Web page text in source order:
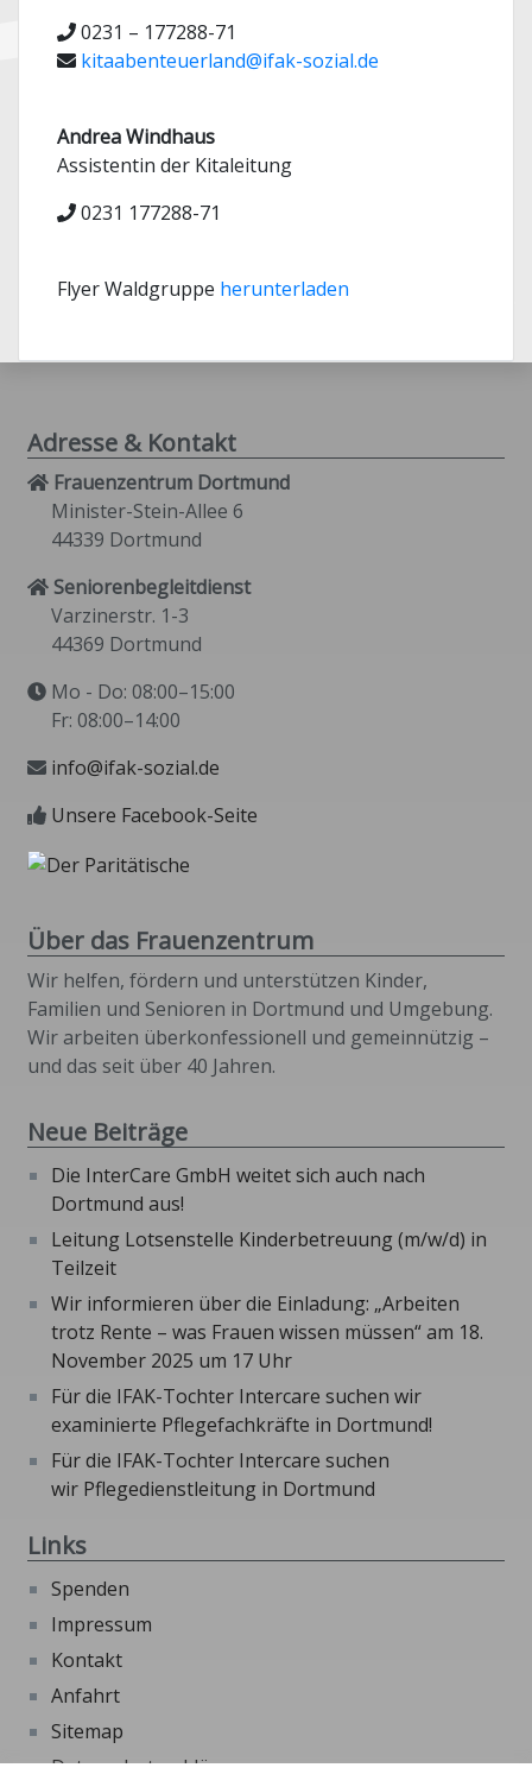
0231 – 177288-71
kitaabenteuerland@ifak-sozial.de
Andrea Windhaus
Assistentin der Kitaleitung
0231 177288-71
Flyer Waldgruppe herunterladen
Adresse & Kontakt
Frauenzentrum Dortmund
Minister-Stein-Allee 6
44339 Dortmund
Seniorenbegleitdienst
Varzinerstr. 1-3
44369 Dortmund
Mo - Do: 08:00–15:00
Fr: 08:00–14:00
info@ifak-sozial.de
Unsere Facebook-Seite
Über das Frauenzentrum
Wir helfen, fördern und unterstützen Kinder,
Familien und Senioren in Dortmund und Umgebung.
Wir arbeiten überkonfessionell und gemeinnützig –
und das seit über 40 Jahren.
Neue Beiträge
Die InterCare GmbH weitet sich auch nach
Dortmund aus!
Leitung Lotsenstelle Kinderbetreuung (m/w/d) in
Teilzeit
Wir informieren über die Einladung: „Arbeiten
trotz Rente – was Frauen wissen müssen“ am 18.
November 2025 um 17 Uhr
Für die IFAK-Tochter Intercare suchen wir
examinierte Pflegefachkräfte in Dortmund!
Für die IFAK-Tochter Intercare suchen
wir Pflegedienstleitung in Dortmund
Links
Spenden
Impressum
Kontakt
Anfahrt
Sitemap
Datenschutzerklärung